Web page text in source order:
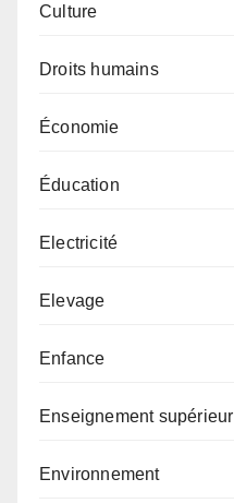
Culture
Droits humains
Économie
Éducation
Electricité
Elevage
Enfance
Enseignement supérieur
Environnement